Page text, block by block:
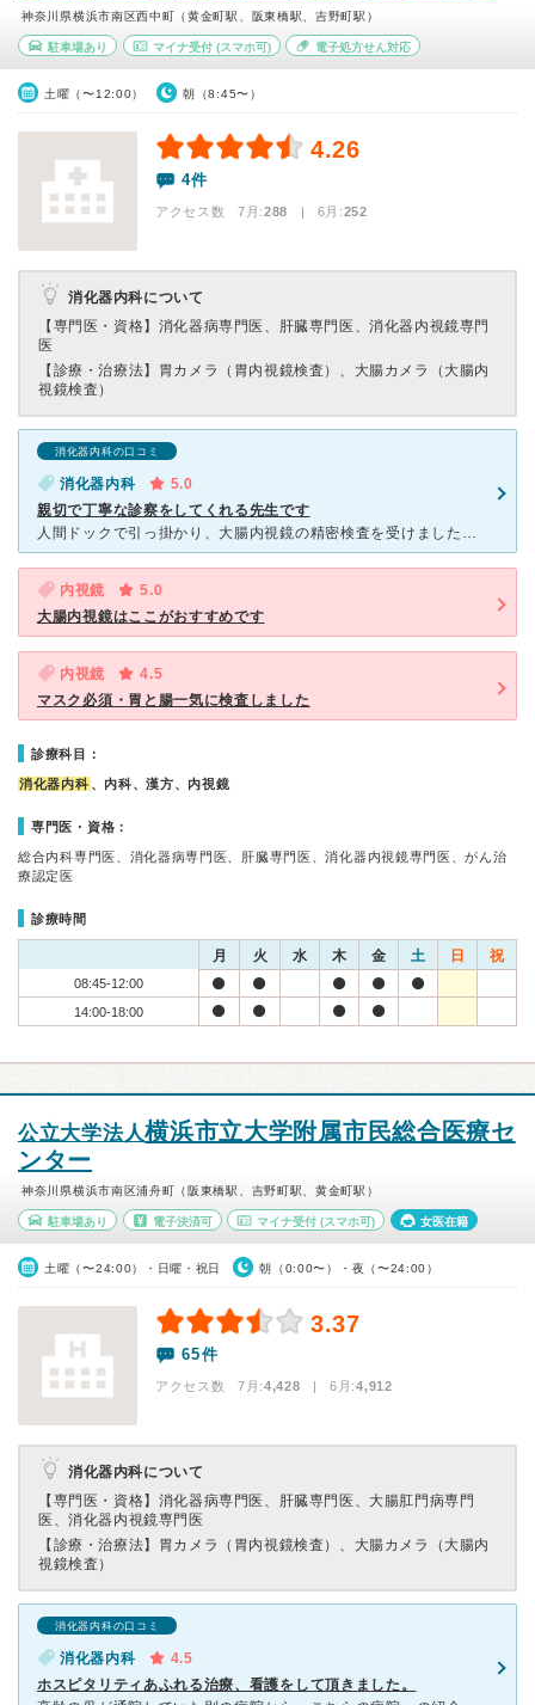
神奈川県横浜市南区西中町（黄金町駅、阪東橋駅、吉野町駅）
駐車場あり マイナ受付(スマホ可) 電子処方せん対応
土曜（〜12:00） 朝（8:45〜）
4.26
4件
アクセス数 7月:288 | 6月:252
消化器内科について
【専門医・資格】 消化器病専門医、肝臓専門医、消化器内視鏡専門
医
【診療・治療法】 胃カメラ（胃内視鏡検査）、大腸カメラ（大腸内
視鏡検査）
消化器内科の口コミ
消化器内科
5.0
親切で丁寧な診察をしてくれる先生です
人間ドックで引っ掛かり、大腸内視鏡の精密検査を受けました。 最初の診察から先生の丁寧な診察に始まり、看護師さんから検査当日の朝からやるべきこと（腸内を洗浄する下剤みたいな飲料の飲み方とか）をこれまた
内視鏡
5.0
大腸内視鏡はここがおすすめです
内視鏡
4.5
マスク必須・胃と腸一気に検査しました
診療科目：
消化器内科 、内科、漢方、内視鏡
専門医・資格：
総合内科専門医、消化器病専門医、肝臓専門医、消化器内視鏡専門医、がん治
療認定医
診療時間
月 火 水 木 金 土 日 祝
08:45-12:00
14:00-18:00
公立大学法人横浜市立大学附属市民総合医療セ
ンター
神奈川県横浜市南区浦舟町（阪東橋駅、吉野町駅、黄金町駅）
駐車場あり 電子決済可 マイナ受付 (スマホ可) 女医在籍
土曜（〜24:00）・日曜・祝日 朝（0:00〜）・夜（〜24:00）
3.37
65件
アクセス数 7月:4,428 | 6月:4,912
消化器内科について
【専門医・資格】 消化器病専門医、肝臓専門医、大腸肛門病専門
医、消化器内視鏡専門医
【診療・治療法】 胃カメラ（胃内視鏡検査）、大腸カメラ（大腸内
視鏡検査）
消化器内科の口コミ
消化器内科
4.5
ホスピタリティあふれる治療、看護をして頂きました。